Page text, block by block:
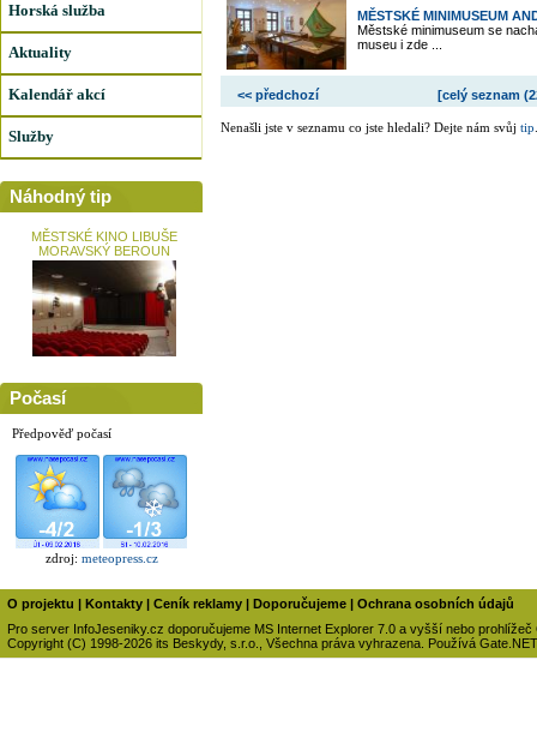
Horská služba
Aktuality
Kalendář akcí
Služby
Náhodný tip
MĚSTSKÉ KINO LIBUŠE
MORAVSKÝ BEROUN
Počasí
Předpověď počasí
zdroj: meteopress.cz
MĚSTSKÉ MINIMUSEUM
Městské minimuseum se
museu i zde ...
<< předchozí [celý seznam (
Nenašli jste v seznamu co jste hledali? Dejte nám svůj tip
O projektu | Kontakty | Ceník reklamy | Doporučujeme | Ochrana osobních údajů
Pro server InfoJeseniky.cz doporučujeme MS Internet Explorer 7.0 a vyšší nebo prohlížeč
Copyright (C) 1998-2026 its Beskydy, s.r.o., Všechna práva vyhrazena. Používá